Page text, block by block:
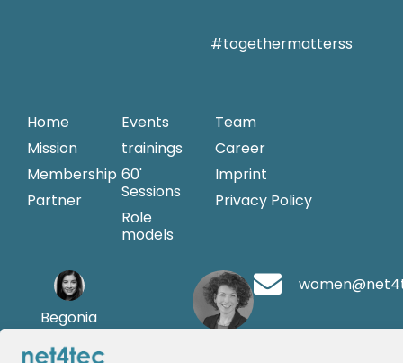
#togethermatterss
Home
Mission
Membership
Partner
Events
trainings
60'
Sessions
Role
models
Team
Career
Imprint
Privacy Policy
Begonia